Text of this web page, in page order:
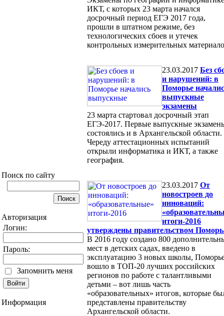
Поиск по сайту
Авторизация
Логин:
Пароль:
Запомнить меня
Информация
ИКТ, с которых 23 марта начался
досрочный период ЕГЭ 2017 года,
прошли в штатном режиме, без
технологических сбоев и утечек
контрольных измерительных
23.03.2017 Без
и нарушений: в
Поморье
выпускные
экзамены
23 марта стартовал досрочный этап
ЕГЭ-2017. Первые выпускные
состоялись и в Архангельской области.
Череду аттестационных испытаний
открыли информатика и ИКТ, а также
география.
23.03.2017 От
новостроев до
инноваций:
итоги-2016
утверждены правительством
В 2016 году создано 800
мест в детских садах, введено в
эксплуатацию 3 новых школы,
вошло в ТОП-20 лучших российских
регионов по работе с талантливыми
детьми – вот лишь часть
«образовательных» итогов, которые
представлены правительству
Архангельской области.